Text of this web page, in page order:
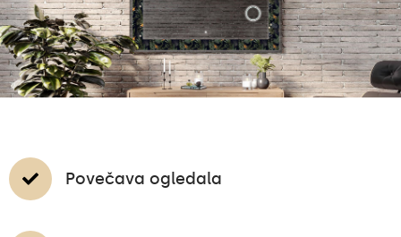
Povečava ogledala